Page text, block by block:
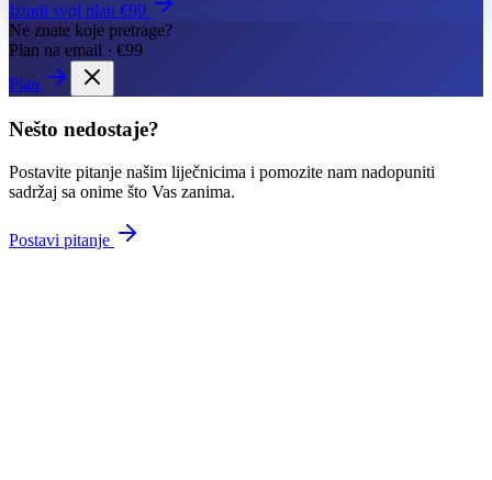
Izradi svoj plan €99
Ne znate koje pretrage?
Plan na email · €99
Plan
Nešto nedostaje?
Postavite pitanje našim liječnicima i pomozite nam nadopuniti
sadržaj sa onime što Vas zanima.
Postavi pitanje